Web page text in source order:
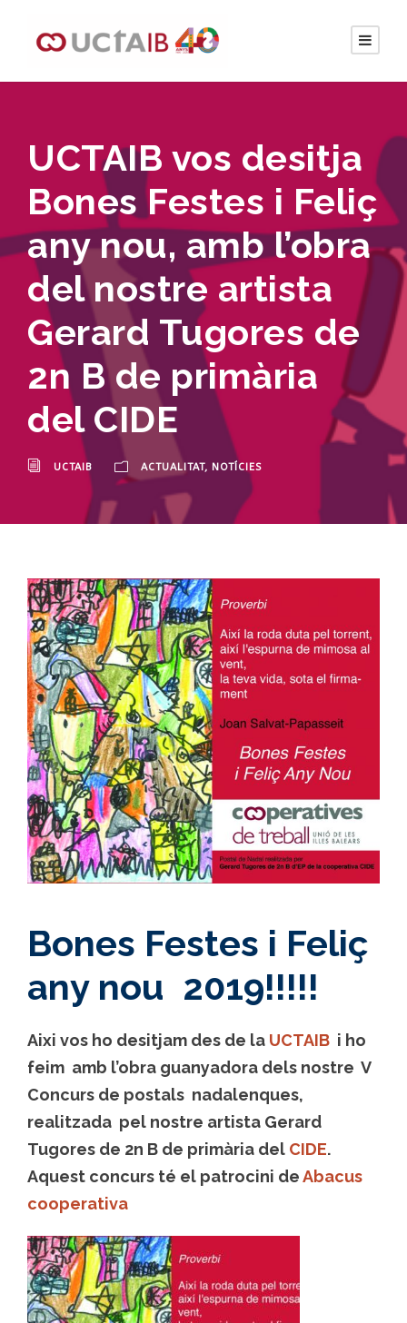
UCTAIB vos desitja
Bones Festes i Feliç
any nou, amb l’obra
del nostre artista
Gerard Tugores de
2n B de primària
del CIDE
UCTAIB ACTUALITAT, NOTÍCIES
Bones Festes i Feliç
any nou 2019!!!!!
Aixi vos ho desitjam des de la UCTAIB i ho
feim amb l’obra guanyadora dels nostre V
Concurs de postals nadalenques,
realitzada pel nostre artista Gerard
Tugores de 2n B de primària del CIDE.
Aquest concurs té el patrocini deAbacus
cooperativa